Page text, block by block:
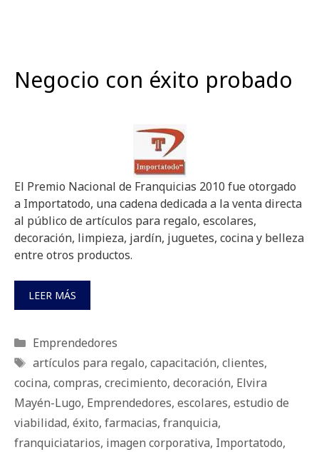
Negocio con éxito probado
El Premio Nacional de Franquicias 2010 fue otorgado
a Importatodo, una cadena dedicada a la venta directa
al público de artículos para regalo, escolares,
decoración, limpieza, jardín, juguetes, cocina y belleza
entre otros productos.
LEER MÁS
Categorías
Emprendedores
Etiquetas
artículos para regalo, capacitación, clientes,
cocina, compras, crecimiento, decoración, Elvira
Mayén-Lugo, Emprendedores, escolares, estudio de
viabilidad, éxito, farmacias, franquicia,
franquiciatarios, imagen corporativa, Importatodo,